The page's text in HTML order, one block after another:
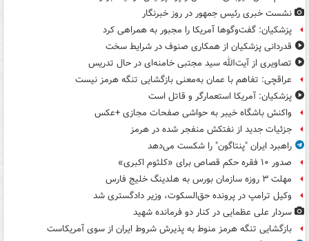
نشست خبری رئیس جمهور در روز خبرنگار
پزشکیان: گفت‌وگوها آمریکا را مجبور به همراهی کرد
قدردانی پزشکیان از همکاری صنوف در شرایط سخت
تصاویری از آیت‌الله سید مجتبی خامنه‌ای در حال تدریس
عراقچی: تفاهم با عمان به‌معنی بازگشایی تنگه هرمز نیست
پزشکیان: آمریکا استعمارگر و قاتل است
واکنش باشگاه خیبر به حواشی صفحات مجازی +عکس
جزئیات جدید از نفتکش منفجر شده در هرمز
راهبرد ایران "پنتاگون" را شکست می‌دهد
صدور ۱۰ فقره حکم قصاص برای «کلثوم اکبری»
مهلت ۳ روزه سازمان بورس به هلدینگ خلیج فارس
وکیل ترامپ در پرونده حق‌السکوت، وزیر دادگستری شد
سردار علی عظمایی در کنار دو فرمانده شهید
بازگشایی تنگه هرمز منوط به پذیرش شروط ایران از سوی آمریکاست